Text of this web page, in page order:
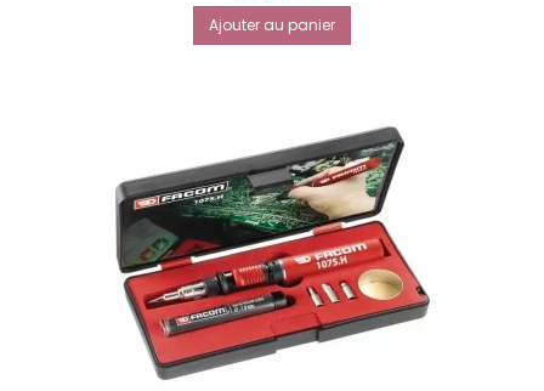
Ajouter au panier